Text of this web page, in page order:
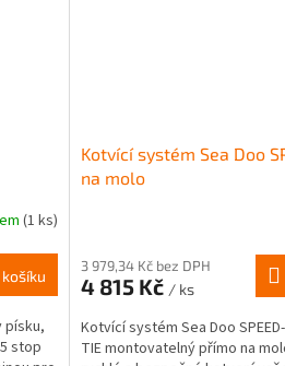
(1 ks)
písku,
stop
Kotvící systém Sea Doo
na molo
3 979,34 Kč bez DPH
4 815 Kč / ks
Kotvící systém Sea Doo SPEED-
TIE montovatelný přímo na